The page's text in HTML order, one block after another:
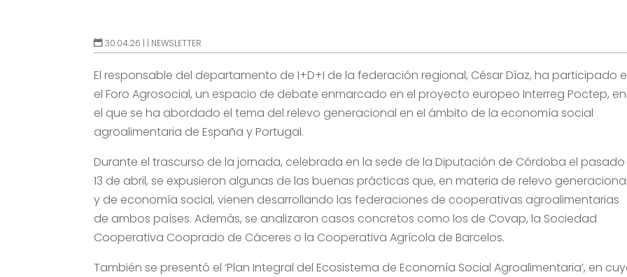
30.04.26 | | NEWSLETTER
El responsable del departamento de I+D+I de la federación regional, César Díaz, ha participado
el Foro Agrosocial, un espacio de debate enmarcado en el proyecto europeo Interreg Poctep, en
el que se ha abordado el tema del relevo generacional en el ámbito de la economía social
agroalimentaria de España y Portugal.
Durante el trascurso de la jornada, celebrada en la sede de la Diputación de Córdoba el pasado
13 de abril, se expusieron algunas de las buenas prácticas que, en materia de relevo generacional
y de economía social, vienen desarrollando las federaciones de cooperativas agroalimentarias
de ambos países. Además, se analizaron casos concretos como los de Covap, la Sociedad
Cooperativa Cooprado de Cáceres o la Cooperativa Agrícola de Barcelos.
También se presentó el ‘Plan Integral del Ecosistema de Economía Social Agroalimentaria’, en